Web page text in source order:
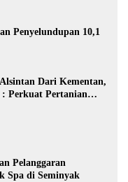
Penyelundupan 10,1
Dari Kementan,
: Perkuat Pertanian
Pelanggaran
Spa di Seminyak